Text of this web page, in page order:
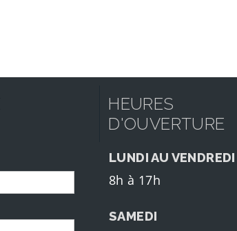
HEURES
D'OUVERTURE
LUNDI AU VENDREDI
8h à 17h
SAMEDI